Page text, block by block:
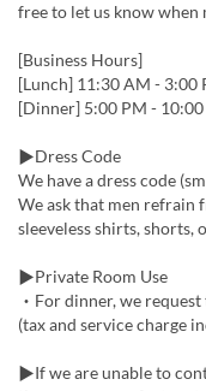
free to let us know
[Business Hours]
[Lunch] 11:30 AM - 3:00
[Dinner] 5:00 PM -
▶Dress Code
We have a dress code
We ask that men refrain
sleeveless shirts, shorts,
▶Private Room Use
・For dinner, we
(tax and service charge
▶If we are unable to